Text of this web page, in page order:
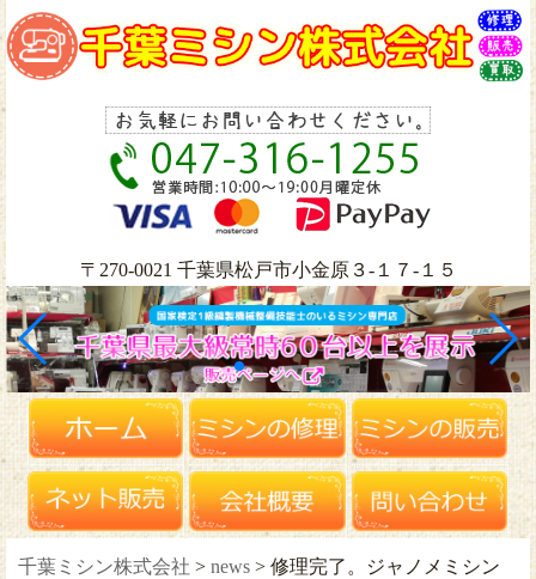
〒270-0021 千葉県松戸市小金原３-１７-１５
千葉ミシン株式会社 > news > 修理完了。ジャノメミシン